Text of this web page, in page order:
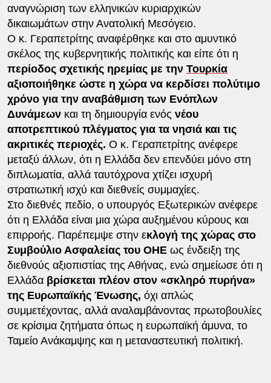
αναγνώριση των ελληνικών κυριαρχικών
δικαιωμάτων στην Ανατολική Μεσόγειο.
Ο κ. Γεραπετρίτης αναφέρθηκε και στο αμυντικό
σκέλος της κυβερνητικής πολιτικής και είπε ότι η
περίοδος σχετικής ηρεμίας με την Τουρκία
αξιοποιήθηκε ώστε η χώρα να κερδίσει πολύτιμο
χρόνο για την αναβάθμιση των Ενόπλων
Δυνάμεωνκαι τη δημιουργία ενός νέου
αποτρεπτικού πλέγματος για τα νησιά και τις
ακριτικές περιοχές. Ο κ. Γεραπετρίτης ανέφερε
μεταξύ άλλων, ότι η Ελλάδα δεν επενδύει μόνο στη
διπλωματία, αλλά ταυτόχρονα χτίζει ισχυρή
στρατιωτική ισχύ και διεθνείς συμμαχίες.
Στο διεθνές πεδίο, ο υπουργός Εξωτερικών ανέφερε
ότι η Ελλάδα είναι μια χώρα αυξημένου κύρους και
επιρροής. Παρέπεμψε στην εκλογή της χώρας στο
Συμβούλιο Ασφαλείας του ΟΗΕ ως ένδειξη της
διεθνούς αξιοπιστίας της Αθήνας, ενώ σημείωσε ότι η
Ελλάδα βρίσκεται πλέον στον «σκληρό πυρήνα»
της Ευρωπαϊκής Ένωσης, όχι απλώς
συμμετέχοντας, αλλά αναλαμβάνοντας πρωτοβουλίες
σε κρίσιμα ζητήματα όπως η ευρωπαϊκή άμυνα, το
Ταμείο Ανάκαμψης και η μεταναστευτική πολιτική.